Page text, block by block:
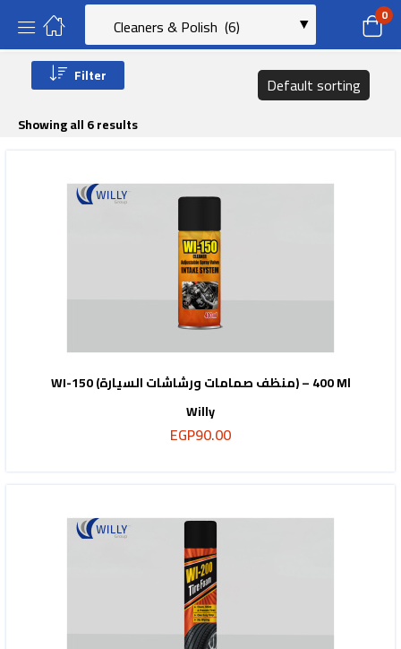
0
Showing all 6 results
Filter Default sorting
WI-150 (منظف صمامات ورشاشات السيارة) – 400 Ml
Willy
EGP90.00